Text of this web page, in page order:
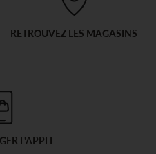
RETROUVEZ LES MAGASINS
L'APPLI